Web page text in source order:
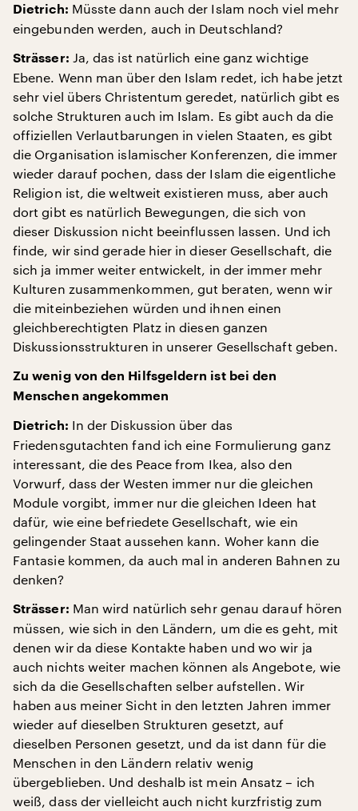
Dietrich: Müsste dann auch der Islam noch viel mehr
eingebunden werden, auch in Deutschland?
Strässer: Ja, das ist natürlich eine ganz wichtige
Ebene. Wenn man über den Islam redet, ich habe jetzt
sehr viel übers Christentum geredet, natürlich gibt es
solche Strukturen auch im Islam. Es gibt auch da die
offiziellen Verlautbarungen in vielen Staaten, es gibt
die Organisation islamischer Konferenzen, die immer
wieder darauf pochen, dass der Islam die eigentliche
Religion ist, die weltweit existieren muss, aber auch
dort gibt es natürlich Bewegungen, die sich von
dieser Diskussion nicht beeinflussen lassen. Und ich
finde, wir sind gerade hier in dieser Gesellschaft, die
sich ja immer weiter entwickelt, in der immer mehr
Kulturen zusammenkommen, gut beraten, wenn wir
die miteinbeziehen würden und ihnen einen
gleichberechtigten Platz in diesen ganzen
Diskussionsstrukturen in unserer Gesellschaft geben.
Zu wenig von den Hilfsgeldern ist bei den
Menschen angekommen
Dietrich: In der Diskussion über das
Friedensgutachten fand ich eine Formulierung ganz
interessant, die des Peace from Ikea, also den
Vorwurf, dass der Westen immer nur die gleichen
Module vorgibt, immer nur die gleichen Ideen hat
dafür, wie eine befriedete Gesellschaft, wie ein
gelingender Staat aussehen kann. Woher kann die
Fantasie kommen, da auch mal in anderen Bahnen zu
denken?
Strässer: Man wird natürlich sehr genau darauf hören
müssen, wie sich in den Ländern, um die es geht, mit
denen wir da diese Kontakte haben und wo wir ja
auch nichts weiter machen können als Angebote, wie
sich da die Gesellschaften selber aufstellen. Wir
haben aus meiner Sicht in den letzten Jahren immer
wieder auf dieselben Strukturen gesetzt, auf
dieselben Personen gesetzt, und da ist dann für die
Menschen in den Ländern relativ wenig
übergeblieben. Und deshalb ist mein Ansatz – ich
weiß, dass der vielleicht auch nicht kurzfristig zum